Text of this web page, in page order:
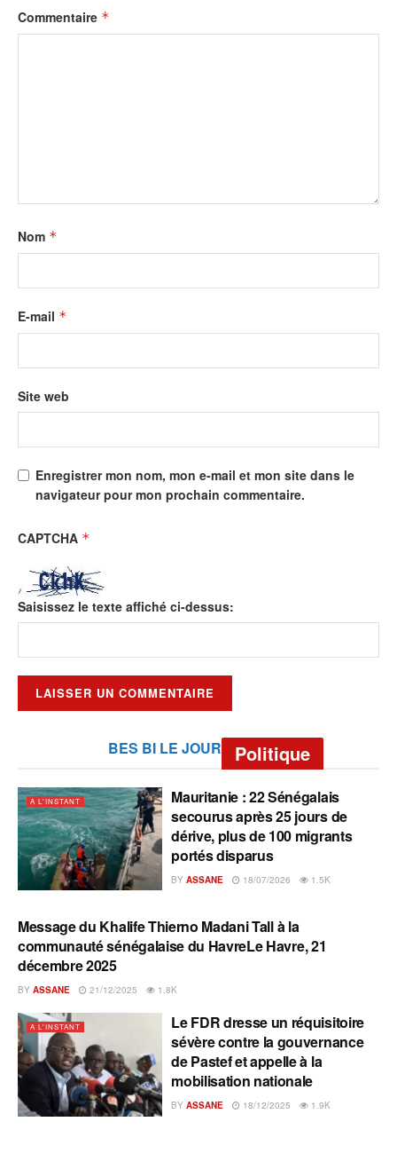
Commentaire *
Nom *
E-mail *
Site web
Enregistrer mon nom, mon e-mail et mon site dans le
navigateur pour mon prochain commentaire.
CAPTCHA *
Saisissez le texte affiché ci-dessus:
BES BI LE JOUR Politique
A L'INSTANT
Mauritanie : 22 Sénégalais
secourus après 25 jours de
dérive, plus de 100 migrants
portés disparus
BY ASSANE 18/07/2026 1.5K
A L'INSTANT
Message du Khalife Thierno Madani Tall à la
communauté sénégalaise du HavreLe Havre, 21
décembre 2025
BY ASSANE 21/12/2025 1.8K
A L'INSTANT
Le FDR dresse un réquisitoire
sévère contre la gouvernance
de Pastef et appelle à la
mobilisation nationale
BY ASSANE 18/12/2025 1.9K